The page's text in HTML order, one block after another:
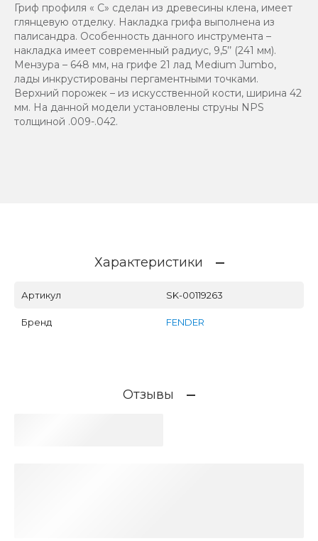
Гриф профиля « C» сделан из древесины клена, имеет
глянцевую отделку. Накладка грифа выполнена из
палисандра. Особенность данного инструмента –
накладка имеет современный радиус, 9,5’’ (241 мм).
Мензура – 648 мм, на грифе 21 лад Medium Jumbo,
лады инкрустированы пергаментными точками.
Верхний порожек – из искусственной кости, ширина 42
мм. На данной модели установлены струны NPS
толщиной .009-.042.
Характеристики
Артикул SK-00119263
Бренд FENDER
Отзывы